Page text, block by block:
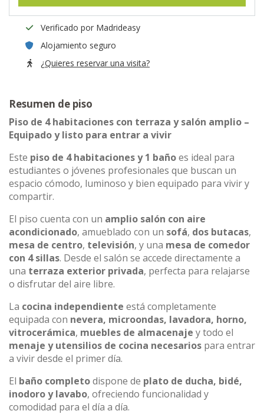
Verificado por Madrideasy
Alojamiento seguro
¿Quieres reservar una visita?
Resumen de piso
Piso de 4 habitaciones con terraza y salón amplio –
Equipado y listo para entrar a vivir
Este piso de 4 habitaciones y 1 bañoes ideal para
estudiantes o jóvenes profesionales que buscan un
espacio cómodo, luminoso y bien equipado para vivir y
compartir.
El piso cuenta con un amplio salón con aire
acondicionado, amueblado con un sofá, dos butacas,
mesa de centro, televisión, y una mesa de comedor
con 4 sillas. Desde el salón se accede directamente a
una terraza exterior privada, perfecta para relajarse
o disfrutar del aire libre.
La cocina independiente está completamente
equipada con nevera, microondas, lavadora, horno,
vitrocerámica, muebles de almacenaje y todo el
menaje y utensilios de cocina necesarios para entrar
a vivir desde el primer día.
El baño completodispone de plato de ducha, bidé,
inodoro y lavabo, ofreciendo funcionalidad y
comodidad para el día a día.